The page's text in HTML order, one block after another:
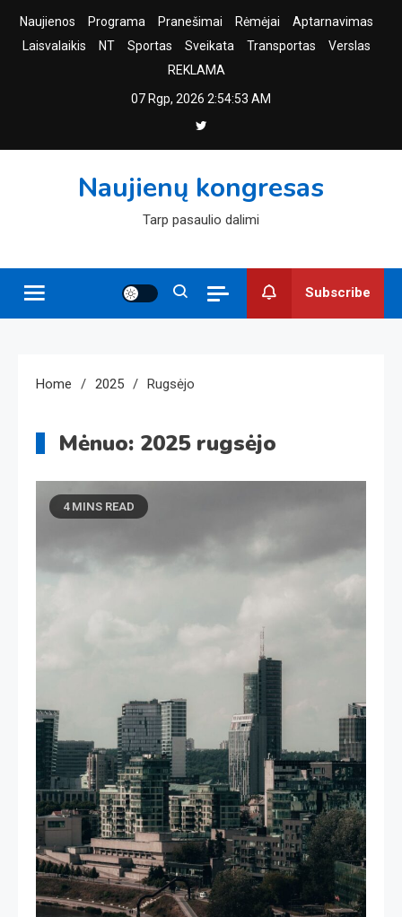
Naujienos Programa Pranešimai Rėmėjai
Aptarnavimas
Laisvalaikis
NT Sportas Sveikata Transportas
Verslas
REKLAMA
07 Rgp, 2026 2:54:54 AM
Naujienų kongresas
Tarp pasaulio dalimi
Subscribe
Home 2025 Rugsėjo
Mėnuo: 2025 rugsėjo
4 MINS READ